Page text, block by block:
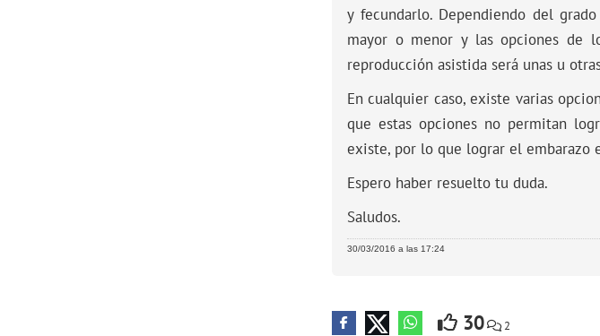
y fecundarlo. Dependiendo del
mayor o menor y las opciones de
reproducción asistida será unas u
En cualquier caso, existe varias
que estas opciones no permitan
existe, por lo que lograr el embarazo
Espero haber resuelto tu duda.
Saludos.
30/03/2016 a las 17:24
30 2